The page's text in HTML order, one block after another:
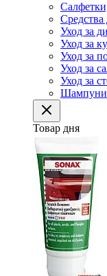
Средства
Уход за
Уход за
Уход за
Уход за
Уход за
Шампуни
Товар дня